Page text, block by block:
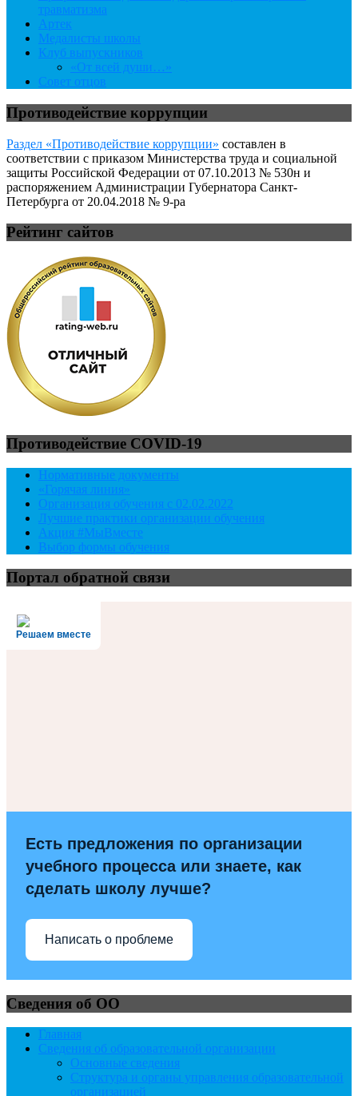
травматизма
Артек
Медалисты школы
Клуб выпускников
«От всей души…»
Совет отцов
Противодействие коррупции
Раздел «Противодействие коррупции» составлен в
соответствии с приказом Министерства труда и социальной
защиты Российской Федерации от 07.10.2013 № 530н и
распоряжением Администрации Губернатора Санкт-
Петербурга от 20.04.2018 № 9-ра
Рейтинг сайтов
Противодействие COVID-19
Нормативные документы
«Горячая линия»
Организация обучения с 02.02.2022
Лучшие практики организации обучения
Акция #МыВместе
Выбор формы обучения
Портал обратной связи
Решаем вместе
Есть предложения по организации
учебного процесса или знаете, как
сделать школу лучше?
Написать о проблеме
Сведения об ОО
Главная
Сведения об образовательной организации
Основные сведения
Структура и органы управления образовательной
организацией